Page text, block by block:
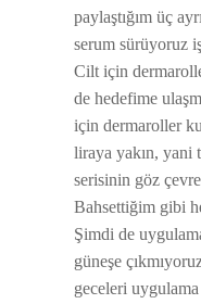
paylaştığım üç
serum sürüyoruz
Cilt için
de hedefime
için dermaroller
liraya yakın, yani
serisinin göz
Bahsettiğim gibi
Şimdi de
güneşe
geceleri